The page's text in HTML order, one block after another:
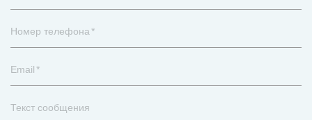
Номер телефона
Email
Текст сообщения